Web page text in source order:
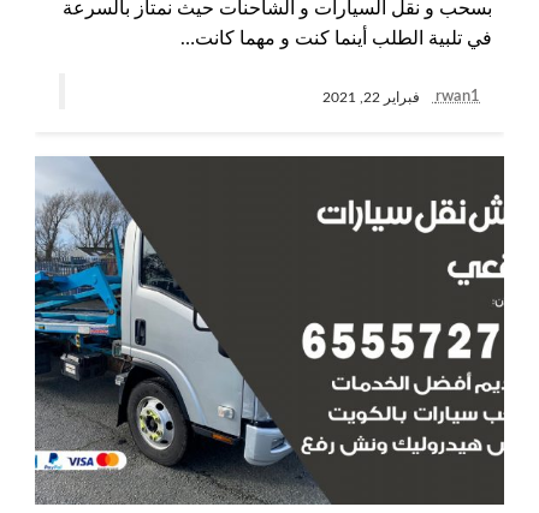
بسحب و نقل السيارات و الشاحنات حيث نمتاز بالسرعة
في تلبية الطلب أينما كنت و مهما كانت…
rwan1 فبراير 22, 2021